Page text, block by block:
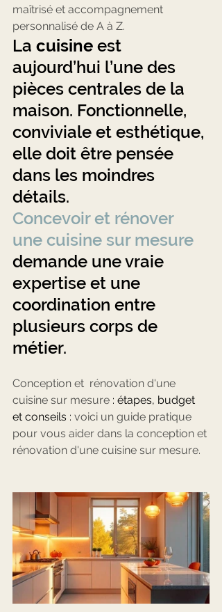
maîtrisé et accompagnement
personnalisé de A à Z.
La cuisine est
aujourd’hui l’une des
pièces centrales de la
maison. Fonctionnelle,
conviviale et esthétique,
elle doit être pensée
dans les moindres
détails.
Concevoir et rénover
une cuisine sur mesure
demande une vraie
expertise et une
coordination entre
plusieurs corps de
métier.
Conception et  rénovation d'une
cuisine sur mesure : étapes, budget
et conseils : voici un guide pratique
pour vous aider dans la conception et
rénovation d'une cuisine sur mesure.